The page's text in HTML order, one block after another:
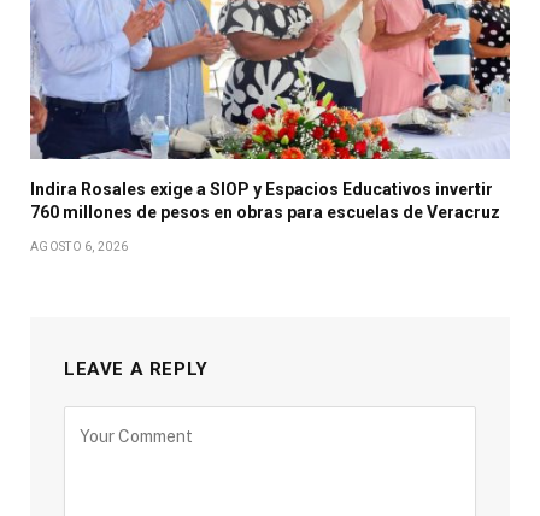
Indira Rosales exige a SIOP y Espacios Educativos invertir
760 millones de pesos en obras para escuelas de Veracruz
AGOSTO 6, 2026
LEAVE A REPLY